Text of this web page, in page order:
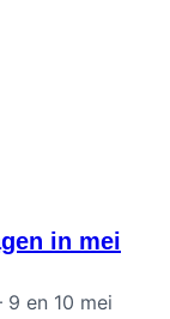
in mei
en 10 mei